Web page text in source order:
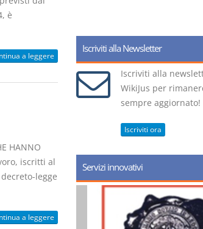
è
a leggere
HANNO
iscritti al
legge
a leggere
Iscriviti alla Newsletter
Iscriviti alla
WikiJus per
sempre aggiornato!
Iscriviti ora
Servizi innovativi